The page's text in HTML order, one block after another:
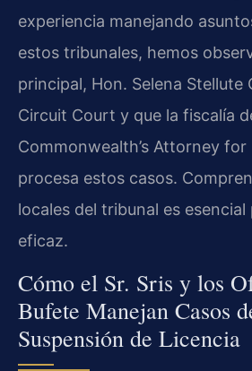
experiencia manejando
estos tribunales, hemos
principal, Hon. Selena Stellute
Circuit Court y que la fiscalía
Commonwealth’s Attorney for
procesa estos casos.
locales del tribunal es
eficaz.
Cómo el Sr. Sris y los
Bufete Manejan Casos
Suspensión de Licencia